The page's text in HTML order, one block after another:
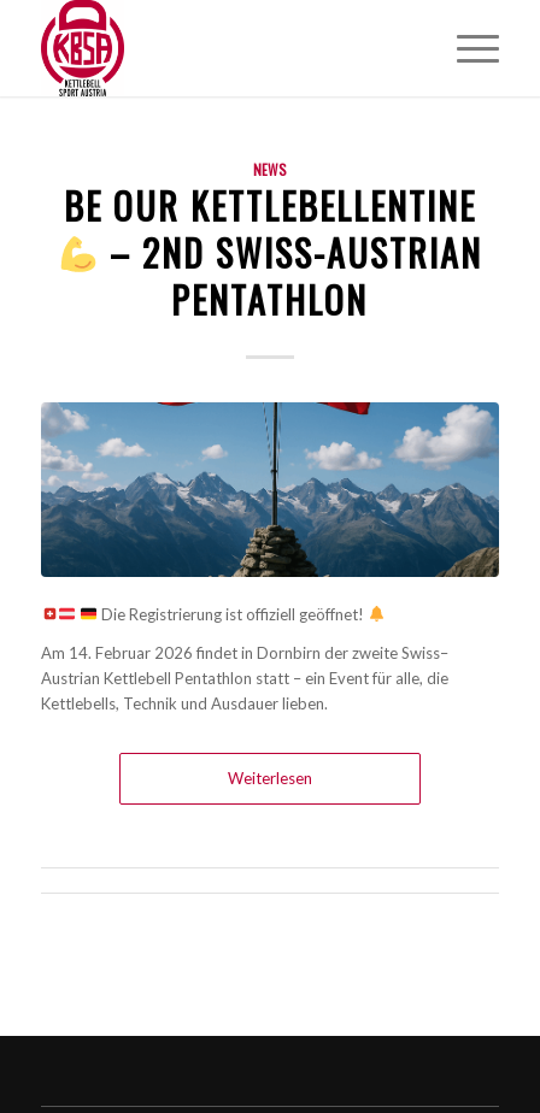
NEWS
BE OUR KETTLEBELLENTINE
– 2ND SWISS-AUSTRIAN
PENTATHLON
Die Registrierung ist offiziell geöffnet!
Am 14. Februar 2026 findet in Dornbirn der zweite Swiss–
Austrian Kettlebell Pentathlon statt – ein Event für alle, die
Kettlebells, Technik und Ausdauer lieben.
Weiterlesen